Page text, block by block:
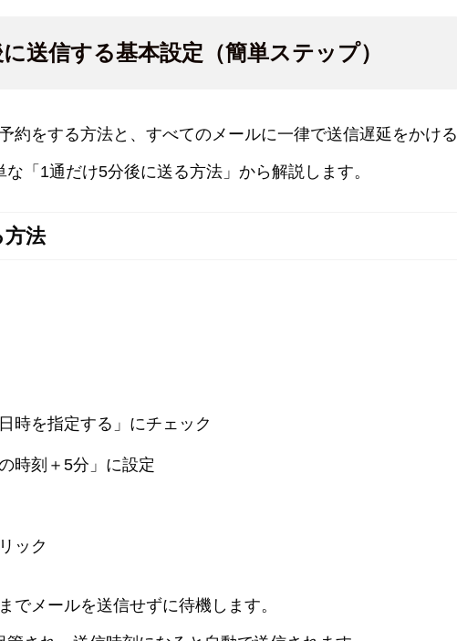
送信する基本設定（簡単ステップ）
約をする方法と、すべてのメールに一律で送信遅延をかける
「1通だけ5分後に送る方法」から解説します。
法
時を指定する」にチェック
時刻＋5分」に設定
ック
でメールを送信せずに待機します。